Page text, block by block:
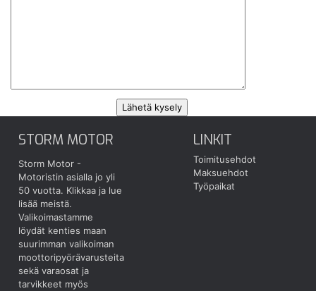
STORM MOTOR
Storm Motor -
Motoristin asialla jo yli
50 vuotta. Klikkaa ja lue
lisää meistä.
Valikoimastamme
löydät kenties maan
suurimman valikoiman
moottoripyörävarusteita
sekä varaosat ja
tarvikkeet myös
LINKIT
Toimitusehdot
Maksuehdot
Työpaikat